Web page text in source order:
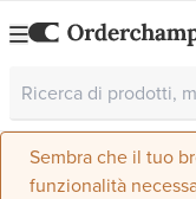
Sembra che il tuo
funzionalità